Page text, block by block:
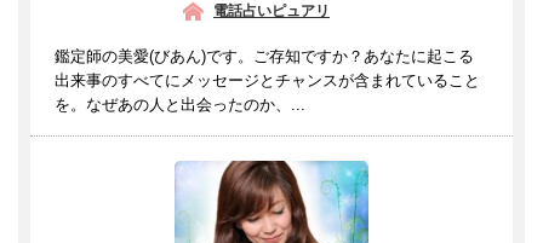
電話占いピュアリ
鑑定師の美愛(びあん)です。ご存知ですか？あなたに起こる
出来事のすべてにメッセージとチャンスが含まれていること
を。なぜあの人と出会ったのか、...